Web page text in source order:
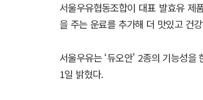
서울우유협동조합이 대표 발효유
을 주는 운료를 추가해 더 맛있고 건
서울우유는 ‘듀오안' 2종의 기능성
1일 밝혔다.